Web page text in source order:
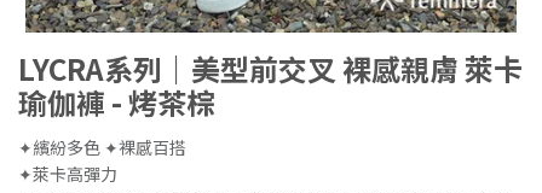
LYCRA系列｜美型前交叉 裸感親膚 萊卡
瑜伽褲 - 烤茶棕
✦繽紛多色 ✦裸感百搭
✦萊卡高彈力